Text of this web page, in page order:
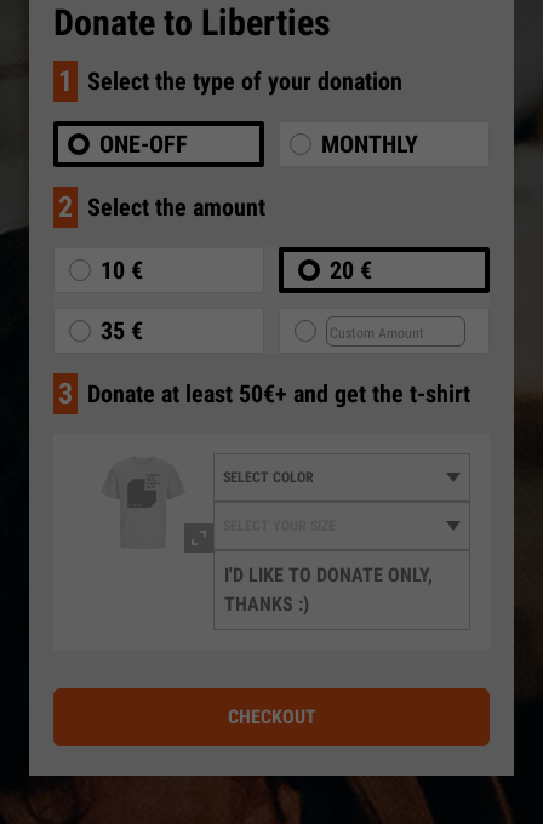
Donate to Liberties
1 Select the type of your donation
ONE-OFF MONTHLY
2 Select the amount
10 € 20 €
35 €
3 Donate at least 50€+ and get the t-shirt
I'D LIKE TO DONATE ONLY,
THANKS :)
CHECKOUT